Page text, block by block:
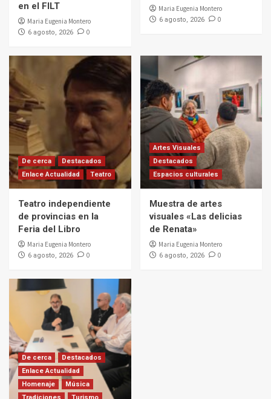
en el FILT
Maria Eugenia Montero
6 agosto, 2026 0
Maria Eugenia Montero
6 agosto, 2026 0
De cerca
Destacados
Enlace Actualidad
Teatro
Teatro independiente
de provincias en la
Feria del Libro
Maria Eugenia Montero
6 agosto, 2026 0
Artes Visuales
Destacados
Espacios culturales
Muestra de artes
visuales «Las delicias
de Renata»
Maria Eugenia Montero
6 agosto, 2026 0
De cerca
Destacados
Enlace Actualidad
Homenaje
Música